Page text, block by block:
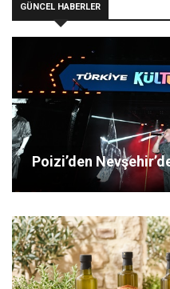
GÜNCEL HABERLER
Poizi’den